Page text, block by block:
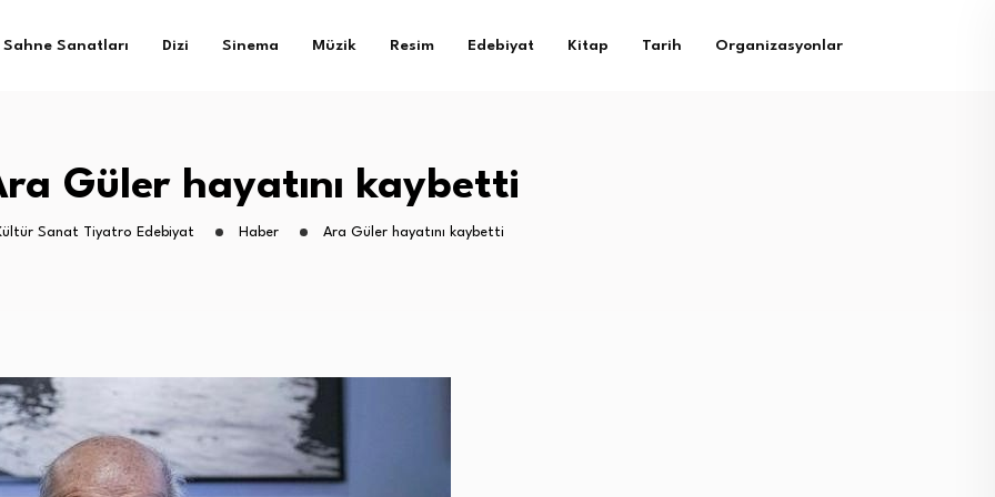
Sahne Sanatları Dizi Sinema Müzik Resim Edebiyat Kitap Tarih Organizasyonlar
Güler hayatını kaybetti
Sanat Tiyatro Edebiyat Haber Ara Güler hayatını kaybetti